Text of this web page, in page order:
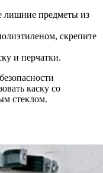
лишние предметы из
скрепите
и перчатки.
каску со
стеклом.